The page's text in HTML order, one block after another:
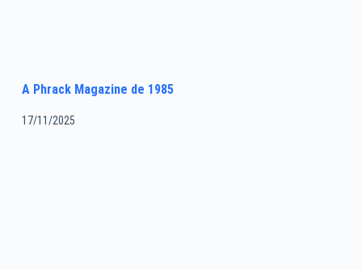
A Phrack Magazine de 1985
17/11/2025